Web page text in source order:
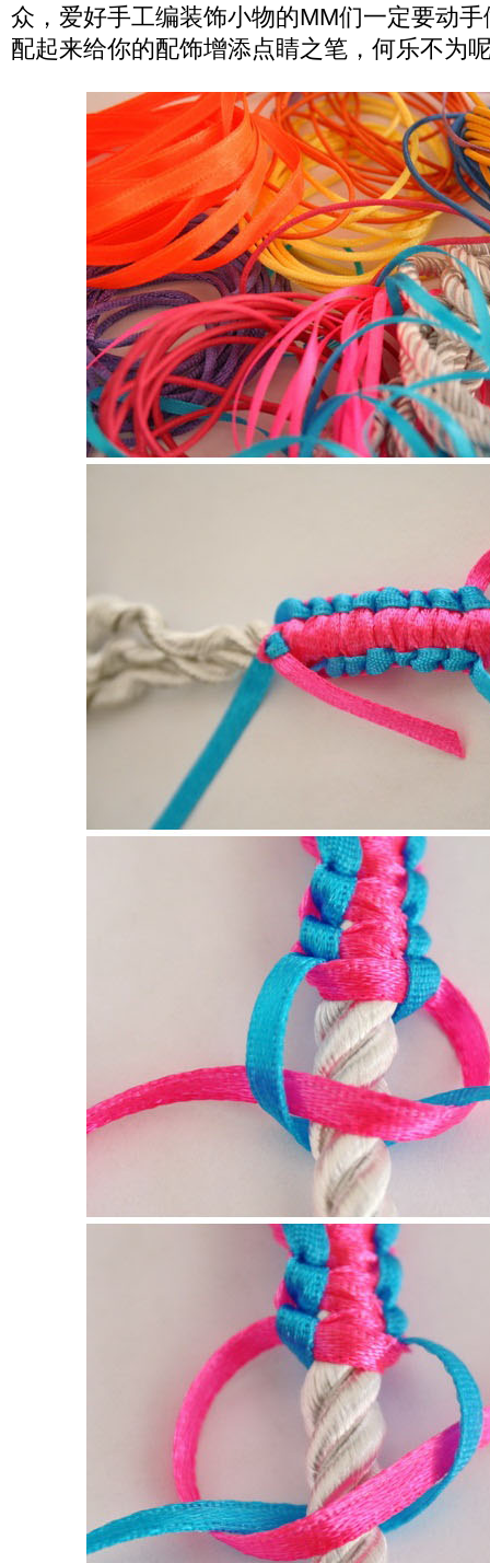
众，爱好手工编装饰小物的MM们一定要动
配起来给你的配饰增添点睛之笔，何乐不为